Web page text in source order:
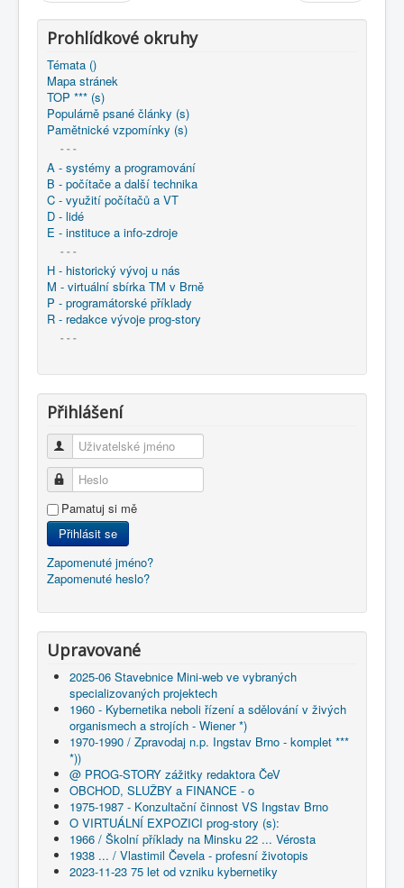
Prohlídkové okruhy
Témata ()
Mapa stránek
TOP *** (s)
Populárně psané články (s)
Pamětnické vzpomínky (s)
- - -
A - systémy a programování
B - počítače a další technika
C - využití počítačů a VT
D - lidé
E - instituce a info-zdroje
- - -
H - historický vývoj u nás
M - virtuální sbírka TM v Brně
P - programátorské příklady
R - redakce vývoje prog-story
- - -
Přihlášení
Uživatelské jméno
Heslo
Pamatuj si mě
Přihlásit se
Zapomenuté jméno?
Zapomenuté heslo?
Upravované
2025-06 Stavebnice Mini-web ve vybraných
specializovaných projektech
1960 - Kybernetika neboli řízení a sdělování v živých
organismech a strojích - Wiener *)
1970-1990 / Zpravodaj n.p. Ingstav Brno - komplet ***
*))
@ PROG-STORY zážitky redaktora ČeV
OBCHOD, SLUŽBY a FINANCE - o
1975-1987 - Konzultační činnost VS Ingstav Brno
O VIRTUÁLNÍ EXPOZICI prog-story (s):
1966 / Školní příklady na Minsku 22 ... Vérosta
1938 ... / Vlastimil Čevela - profesní životopis
2023-11-23 75 let od vzniku kybernetiky